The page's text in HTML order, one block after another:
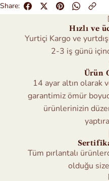
Share:
Hızlı ve
Yurtiçi Kargo ve
2-3 iş günü
Ürün
14 ayar altın olarak
garantimiz ömür
ürünlerinizin
Tüm pırlantalı
olduğu